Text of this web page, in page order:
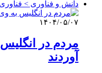
دانش و فناوری >
۱۴۰۴/۰۵/۰۷
مردم در
آوردند